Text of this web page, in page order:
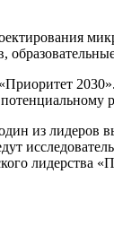
из
лидерства